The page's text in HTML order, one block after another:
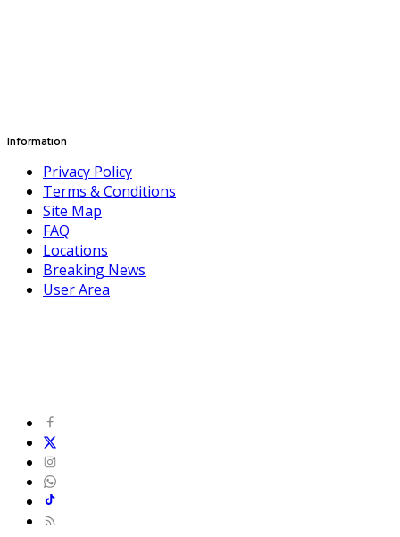
Information
Privacy Policy
Terms & Conditions
Site Map
FAQ
Locations
Breaking News
User Area